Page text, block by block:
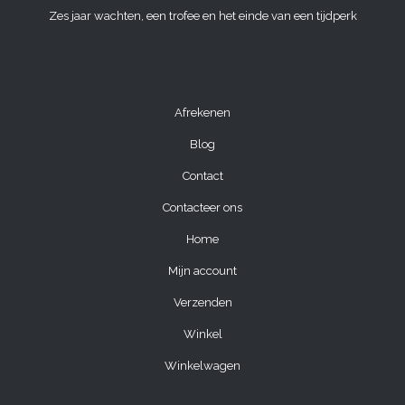
Zes jaar wachten, een trofee en het einde van een tijdperk
Afrekenen
Blog
Contact
Contacteer ons
Home
Mijn account
Verzenden
Winkel
Winkelwagen